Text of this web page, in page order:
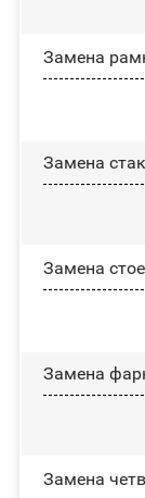
Замена
Замена
Замена
Замена
Замена